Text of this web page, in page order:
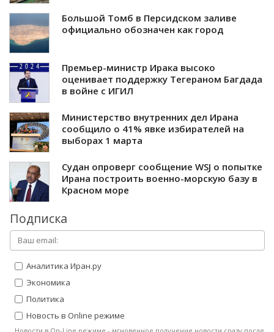
Большой Томб в Персидском заливе
официально обозначен как город
Премьер-министр Ирака высоко
оценивает поддержку Тегераном Багдада
в войне с ИГИЛ
Министерство внутренних дел Ирана
сообщило о 41% явке избирателей на
выборах 1 марта
Судан опроверг сообщение WSJ о попытке
Ирана построить военно-морскую базу в
Красном море
Подписка
Аналитика Иран.ру
Экономика
Политика
Новость в Online режиме